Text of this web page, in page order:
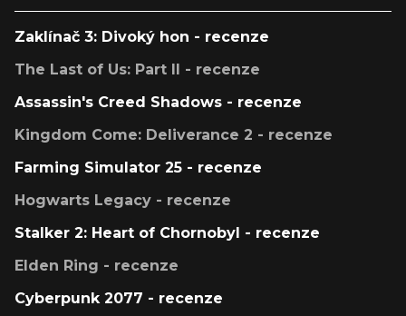
Zaklínač 3: Divoký hon - recenze
The Last of Us: Part II - recenze
Assassin's Creed Shadows - recenze
Kingdom Come: Deliverance 2 - recenze
Farming Simulator 25 - recenze
Hogwarts Legacy - recenze
Stalker 2: Heart of Chornobyl - recenze
Elden Ring - recenze
Cyberpunk 2077 - recenze